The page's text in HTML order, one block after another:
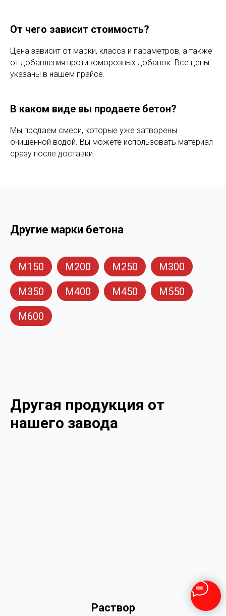
От чего зависит стоимость?
Цена зависит от марки, класса и параметров, а также
от добавления противоморозных добавок. Все цены
указаны в нашем прайсе.
В каком виде вы продаете бетон?
Мы продаем смеси, которые уже затворены
очищенной водой. Вы можете использовать материал
сразу после доставки.
Другие марки бетона
М150 М200 М250 М300
М350 М400 М450 М550
М600
Другая продукция от
нашего завода
Раствор